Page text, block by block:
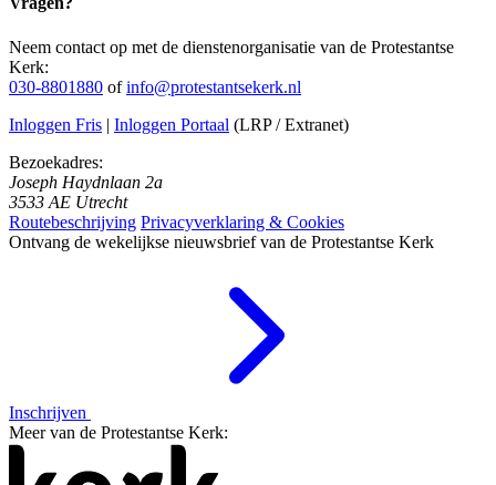
Neem contact op met de dienstenorganisatie van de Protestantse
Kerk:
030-8801880 ofinfo@protestantsekerk.nl
Inloggen Fris | Inloggen Portaal (LRP / Extranet)
Bezoekadres:
Joseph Haydnlaan 2a
3533 AE Utrecht
Routebeschrijving Privacyverklaring & Cookies
Ontvang de wekelijkse nieuwsbrief van de Protestantse Kerk
Inschrijven
Meer van de Protestantse Kerk: